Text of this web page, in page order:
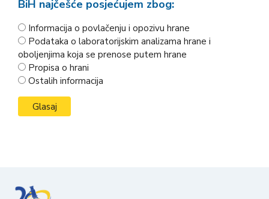
BiH najčešće posjećujem zbog:
Informacija o povlačenju i opozivu hrane
Podataka o laboratorijskim analizama hrane i
oboljenjima koja se prenose putem hrane
Propisa o hrani
Ostalih informacija